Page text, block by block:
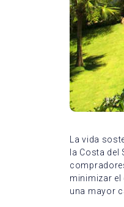
La vida
la Costa
minimizar
una mayor